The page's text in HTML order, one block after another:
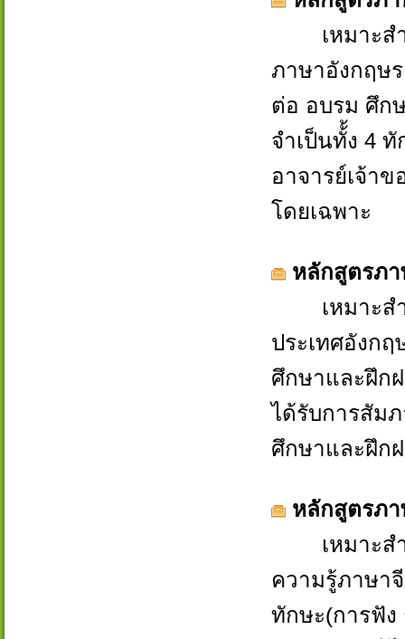
เหมาะสำห
ภาษาอังกฤษร
ต่อ อบรม ศึก
จำเป็นทั้้ง 4
อาจารย์เจ้า
โดยเฉพาะ
หลักสูตรภา
เหมาะสำห
ประเทศอังก
ศึกษาและฝึก
ได้รับการสัม
ศึกษาและฝึก
หลักสูตรภา
เหมาะสำห
ความรู้ภาษา
ทักษะ(การฟัง